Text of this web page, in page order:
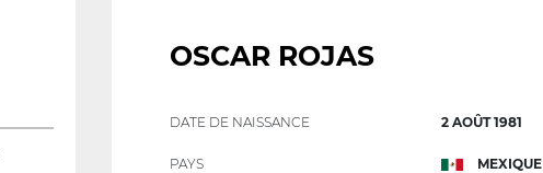
OSCAR ROJAS
DATE DE NAISSANCE 2 AOÛT 1981
PAYS MEXIQUE